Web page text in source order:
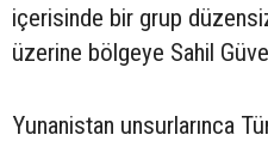
içerisinde bir grup
üzerine bölgeye Sahil
Yunanistan unsurlarınca